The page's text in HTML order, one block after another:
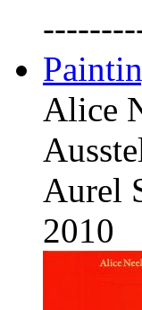
Alice
Aurel
2010